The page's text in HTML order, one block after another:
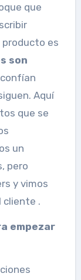
que
producto es
son
Aquí
que se
un
pero
y vimos
cliente .
empezar